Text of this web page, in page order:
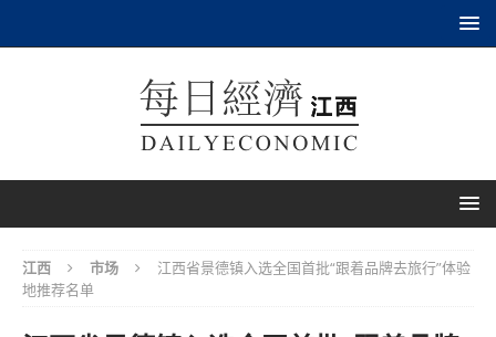
江西 市场
江西省景德镇入选全国首批“跟着品牌去旅行”体验
地推荐名单